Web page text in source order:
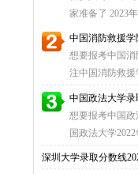
家准备了 2023
中国消防救援学
想要报考中国
注中国消防救援
中国政法大学录
想要报考中国
国政法大学
深圳大学录取分数线